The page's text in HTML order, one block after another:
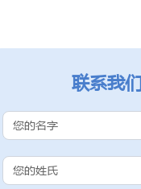
联系我们
Contact Us
(Chinese
Subdomain)